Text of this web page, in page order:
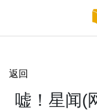
返回
嘘！星闻(